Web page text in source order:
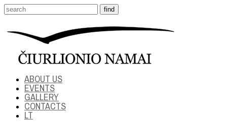
ABOUT US
EVENTS
GALLERY
CONTACTS
LT